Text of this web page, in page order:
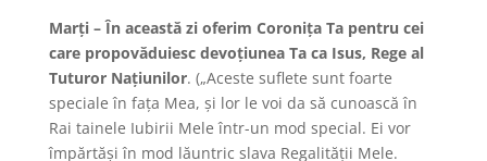
Marţi – În această zi oferim Coroniţa Ta pentru cei
care propovăduiesc devoţiunea Ta ca Isus, Rege al
Tuturor Naţiunilor. („Aceste suflete sunt foarte
speciale în faţa Mea, şi lor le voi da să cunoască în
Rai tainele Iubirii Mele într-un mod special. Ei vor
împărtăşi în mod lăuntric slava Regalităţii Mele.